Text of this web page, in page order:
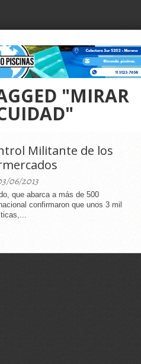
"MIRAR
Militante de los
06/2013
que abarca a más de 500
confirmaron que unos 3 mil